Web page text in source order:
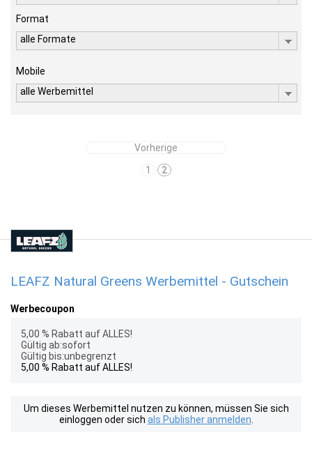
Format
alle Formate
Mobile
alle Werbemittel
Vorherige
1
2
LEAFZ Natural Greens Werbemittel - Gutschein
Werbecoupon
5,00 % Rabatt auf ALLES!
Gültig ab:sofort
Gültig bis:unbegrenzt
5,00 % Rabatt auf ALLES!
Um dieses Werbemittel nutzen zu können, müssen Sie sich
einloggen oder sich als Publisher anmelden